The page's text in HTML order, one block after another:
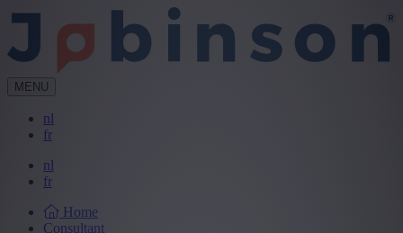
MENU
nl
fr
nl
fr
Home
Consultant